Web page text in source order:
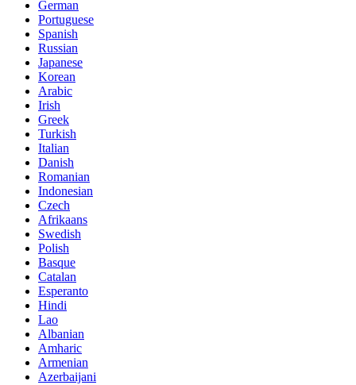
German
Portuguese
Spanish
Russian
Japanese
Korean
Arabic
Irish
Greek
Turkish
Italian
Danish
Romanian
Indonesian
Czech
Afrikaans
Swedish
Polish
Basque
Catalan
Esperanto
Hindi
Lao
Albanian
Amharic
Armenian
Azerbaijani